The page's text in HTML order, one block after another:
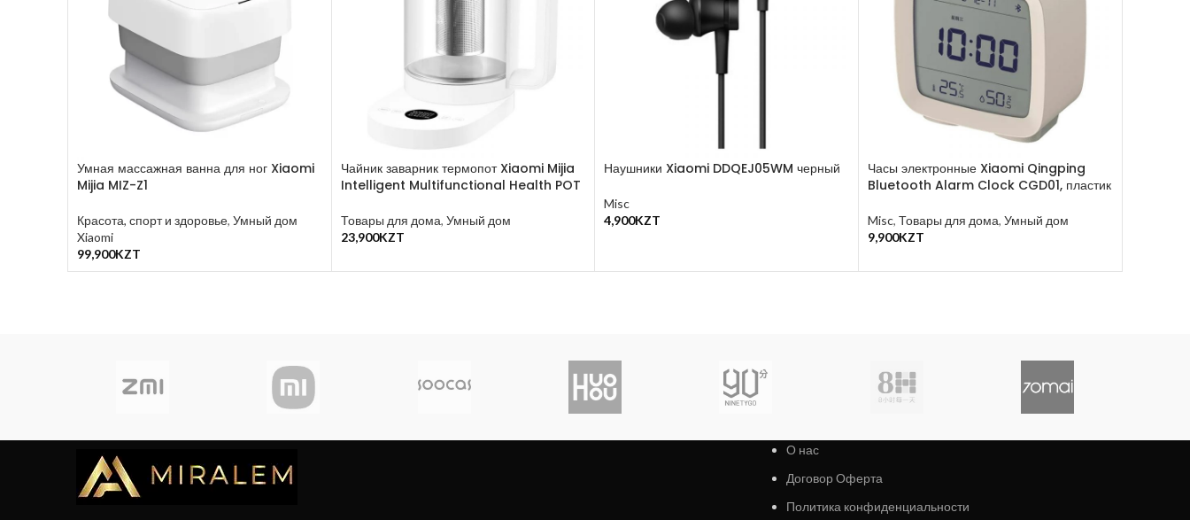
Умная массажная ванна для ног Xiaomi
Mijia MIZ-Z1
Красота, спорт и здоровье, Умный дом
Xiaomi
99,900KZT
В Корзину
Чайник заварник термопот Xiaomi Mijia
Intelligent Multifunctional Health POT
Товары для дома, Умный дом
23,900KZT
Наушники Xiaomi DDQEJ05WM черный
Misc
4,900KZT
Часы электронные Xiaomi Qingping
Bluetooth Alarm Clock CGD01, пластик
Misc, Товары для дома, Умный дом
9,900KZT
О нас
Договор Оферта
Политика конфиденциальности